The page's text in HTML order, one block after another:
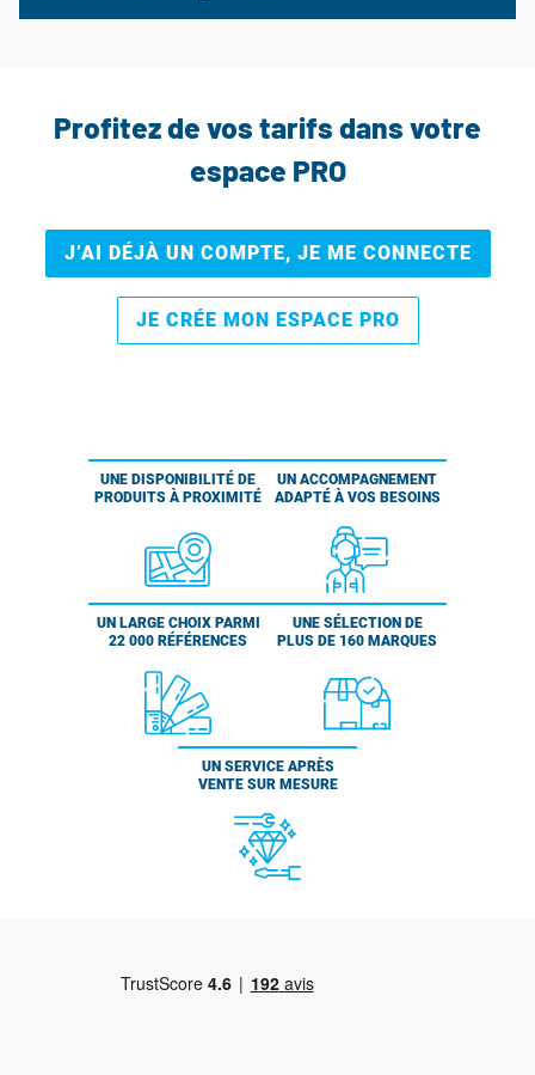
Profitez de vos tarifs dans votre
espace PRO
J’AI DÉJÀ UN COMPTE, JE ME CONNECTE
JE CRÉE MON ESPACE PRO
UNE DISPONIBILITÉ DE
PRODUITS À PROXIMITÉ
UN ACCOMPAGNEMENT
ADAPTÉ À VOS BESOINS
UN LARGE CHOIX PARMI
22 000 RÉFÉRENCES
UNE SÉLECTION DE
PLUS DE 160 MARQUES
UN SERVICE APRÈS
VENTE SUR MESURE